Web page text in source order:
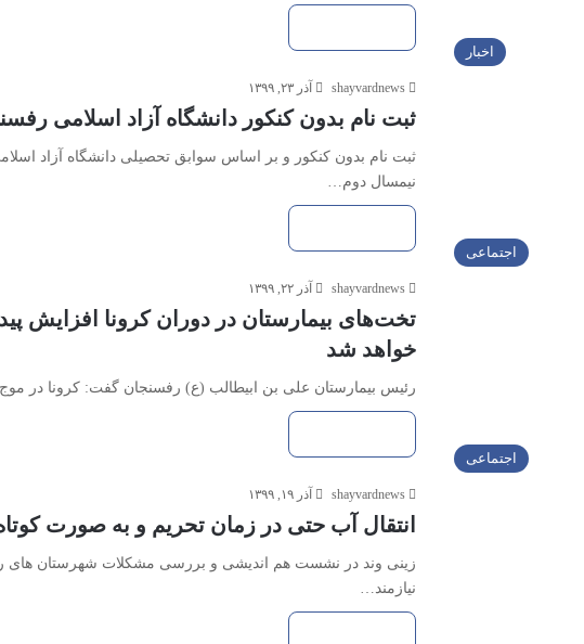
اخبار
shayvardnews آذر ۲۳, ۱۳۹۹
ثبت نام بدون کنکور دانشگاه آزاد اسلامی
ثبت نام بدون کنکور و بر اساس سوابق تحصیلی دانشگاه آزاد
نیمسال دوم…
اجتماعی
shayvardnews آذر ۲۲, ۱۳۹۹
تخت‌های بیمارستان در دوران کرونا افزایش
خواهد شد
رئیس بیمارستان علی بن ابیطالب (ع) رفسنجان گفت: کرونا در موج
اجتماعی
shayvardnews آذر ۱۹, ۱۳۹۹
انتقال آب حتی در زمان تحریم و به صورت
زینی وند در نشست هم اندیشی و بررسی مشکلات شهرستان های
نیازمند…